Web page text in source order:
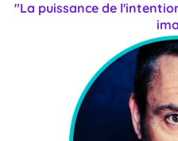
"La puissance de